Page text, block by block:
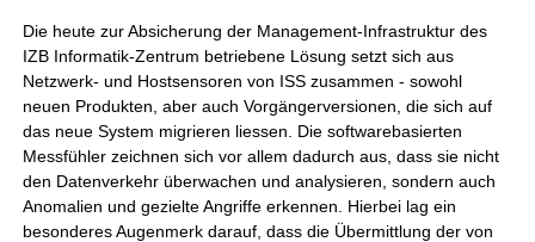
Die heute zur Absicherung der Management-Infrastruktur des
IZB Informatik-Zentrum betriebene Lösung setzt sich aus
Netzwerk- und Hostsensoren von ISS zusammen - sowohl
neuen Produkten, aber auch Vorgängerversionen, die sich auf
das neue System migrieren liessen. Die softwarebasierten
Messfühler zeichnen sich vor allem dadurch aus, dass sie nicht
den Datenverkehr überwachen und analysieren, sondern auch
Anomalien und gezielte Angriffe erkennen. Hierbei lag ein
besonderes Augenmerk darauf, dass die Übermittlung der von